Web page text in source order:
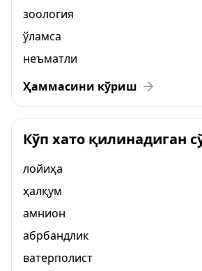
зоология
ўламса
неъматли
Ҳаммасини кўриш
Кўп хато қилинадиган
лойиҳа
ҳалқум
амнион
абрбандлик
ватерполист